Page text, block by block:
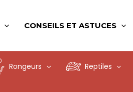
CONSEILS ET ASTUCES
Rongeurs Reptiles